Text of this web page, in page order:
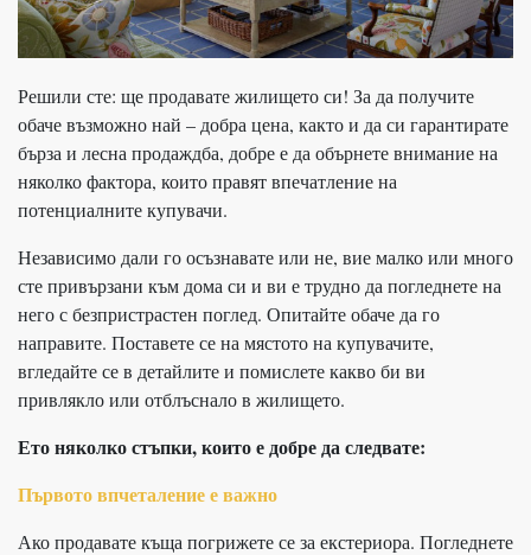
Решили сте: ще продавате жилището си! За да получите
обаче възможно най – добра цена, както и да си гарантирате
бърза и лесна продаждба, добре е да обърнете внимание на
няколко фактора, които правят впечатление на
потенциалните купувачи.
Независимо дали го осъзнавате или не, вие малко или много
сте привързани към дома си и ви е трудно да погледнете на
него с безпристрастен поглед. Опитайте обаче да го
направите. Поставете се на мястото на купувачите,
вгледайте се в детайлите и помислете какво би ви
привлякло или отблъснало в жилището.
Ето няколко стъпки, които е добре да следвате:
Първото впчеталение е важно
Ако продавате къща погрижете се за екстериора. Погледнете